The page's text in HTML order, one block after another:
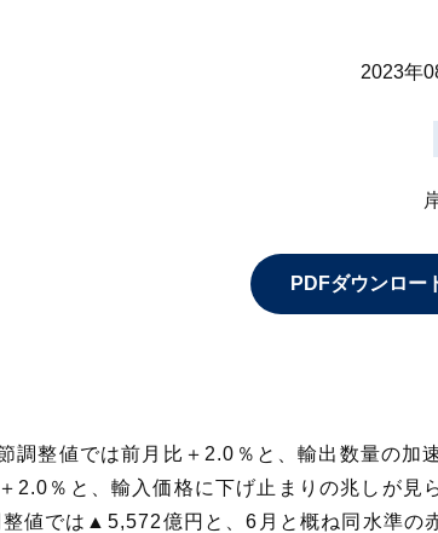
2023年
PDFダウンロー
整値では前月比＋2.0％と、輸出数量の加
％と、輸入価格に下げ止まりの兆しが見
値では▲5,572億円と、6月と概ね同水準の